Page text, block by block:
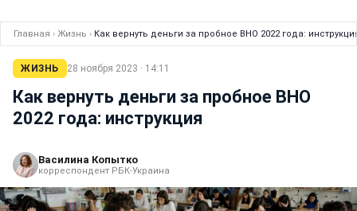
Главная › Жизнь › Как вернуть деньги за пробное ВНО 2022 года:
ЖИЗНЬ 28 ноября 2023 · 14:11
Как вернуть деньги за пробное ВНО
2022 года: инструкция
Василина Копытко
корреспондент РБК-Украина